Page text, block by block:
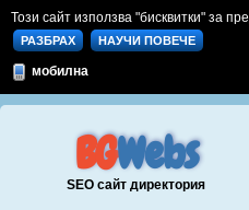
Този сайт използва "бисквитки" за
РАЗБРАХ НАУЧИ ПОВЕЧЕ
мобилна
BGWebs
SEO сайт директория